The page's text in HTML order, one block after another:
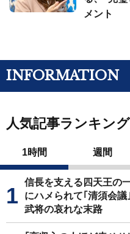
メント
INFORMATION
人気記事ランキング
1時間 週間
信長を支える四天王の
にハメられて｢清須会
武将の哀れな末路